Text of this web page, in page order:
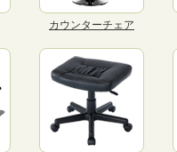
カウンターチェア